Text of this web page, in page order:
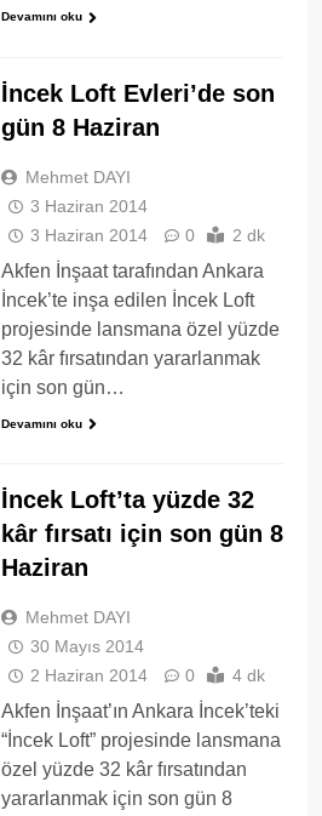
Devamını oku
İncek Loft Evleri’de son
gün 8 Haziran
Mehmet DAYI
3 Haziran 2014
3 Haziran 2014
0 2 dk
Akfen İnşaat tarafından Ankara
İncek’te inşa edilen İncek Loft
projesinde lansmana özel yüzde
32 kâr fırsatından yararlanmak
için son gün…
Devamını oku
İncek Loft’ta yüzde 32
kâr fırsatı için son gün 8
Haziran
Mehmet DAYI
30 Mayıs 2014
2 Haziran 2014
0 4 dk
Akfen İnşaat’ın Ankara İncek’teki
“İncek Loft” projesinde lansmana
özel yüzde 32 kâr fırsatından
yararlanmak için son gün 8